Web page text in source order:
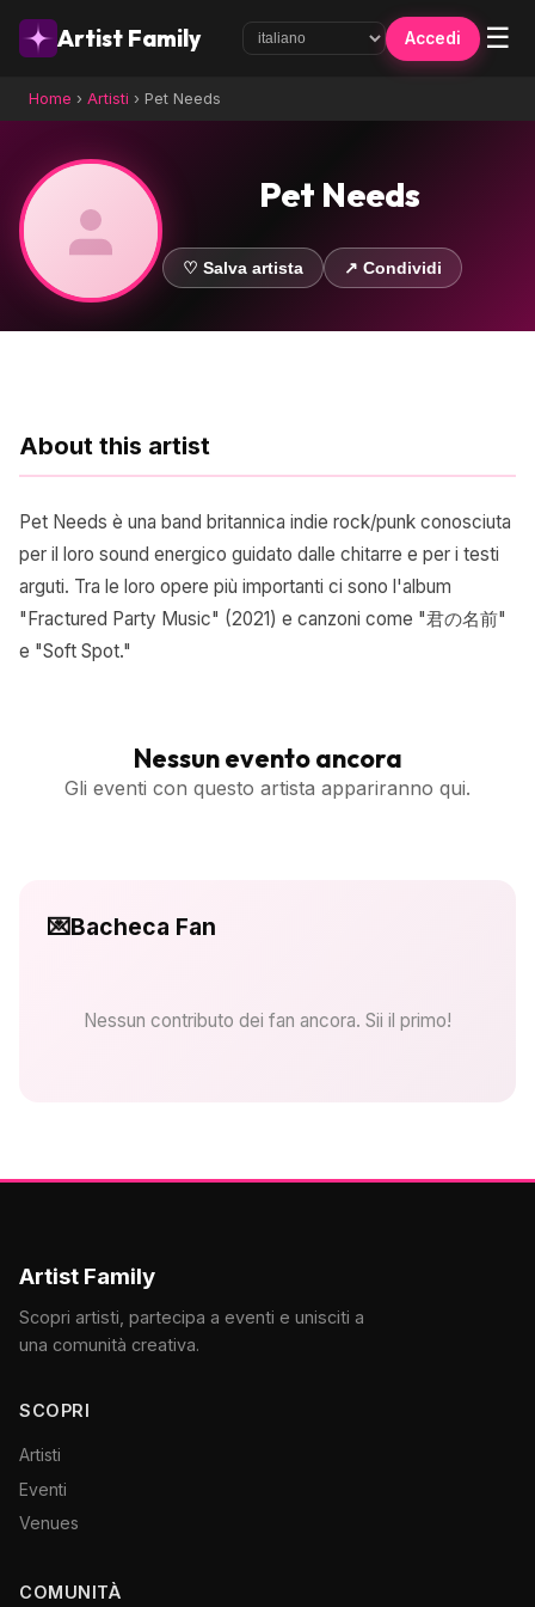
Artist Family Accedi ☰
Home › Artisti › Pet Needs
Pet Needs
♡ Salva artista ↗ Condividi
About this artist
Pet Needs è una band britannica indie rock/punk conosciuta
per il loro sound energico guidato dalle chitarre e per i testi
arguti. Tra le loro opere più importanti ci sono l'album
"Fractured Party Music" (2021) e canzoni come "君の名前"
e "Soft Spot."
Nessun evento ancora
Gli eventi con questo artista appariranno qui.
💌Bacheca Fan
Nessun contributo dei fan ancora. Sii il primo!
Artist Family
Scopri artisti, partecipa a eventi e unisciti a
una comunità creativa.
SCOPRI
Artisti
Eventi
Venues
COMUNITÀ